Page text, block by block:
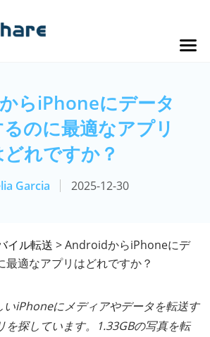
らiPhoneにデータ
のに最適なアプリ
どれですか？
Garcia 2025-12-30
イル転送 > AndroidからiPhoneにデ
最適なアプリはどれですか？
いiPhoneにメディアやデータを転送す
を探しています。1.33GBの写真を転